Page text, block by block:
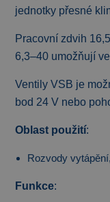
jednotky přesné
Pracovní zdvih
6,3–40 umožňují
Ventily VSB je
bod 24 V nebo
Oblast použití:
Rozvody
Funkce: